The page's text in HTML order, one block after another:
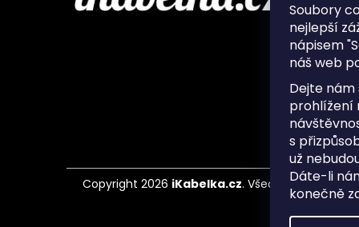
Soubory
nejlepší
nápisem
náš web
Dejte
prohlížení
s
už
Dáte-li
konečně
O nás
Často
Copyright 2026 iKabelka.cz. Všechna práva